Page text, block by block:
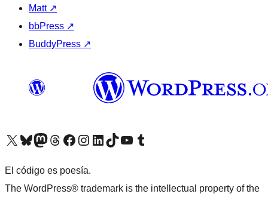
Matt ↗
bbPress ↗
BuddyPress ↗
Visita nuestra cuenta de X (anteriormente Twitter)
Visita nuestra cuenta de Bluesky
Visita nuestra cuenta de Mastodon
Visita nuestra cuenta de Threads
Visita nuestra página de Facebook
Visita nuestra cuenta de Instagram
Visita nuestra cuenta de LinkedIn
Visita nuestra cuenta de TikTok
Visita nuestro canal de YouTube
Visita nuestra cuenta de Tumblr
El código es poesía.
The WordPress® trademark is the intellectual property of the